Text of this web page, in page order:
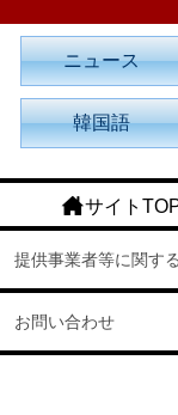
ニュース
韓国語
サイト
提供事業者等に関す
お問い合わせ